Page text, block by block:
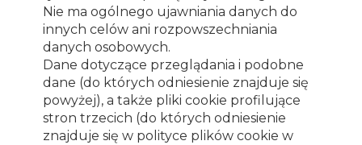
Nie ma ogólnego ujawniania danych do
innych celów ani rozpowszechniania
danych osobowych.
Dane dotyczące przeglądania i podobne
dane (do których odniesienie znajduje się
powyżej), a także pliki cookie profilujące
stron trzecich (do których odniesienie
znajduje się w polityce plików cookie w